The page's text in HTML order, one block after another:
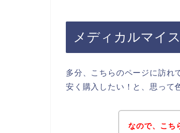
メディカルマイ
多分、こちらのページに訪れ
安く購入したい！と、思って
なので、こち